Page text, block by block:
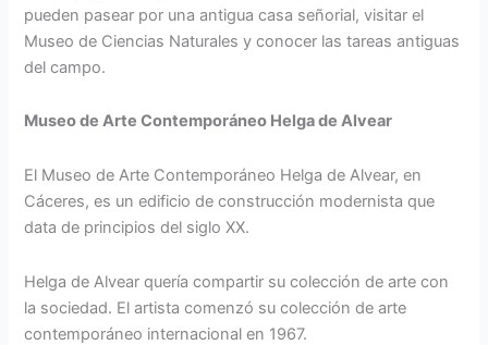
pueden pasear por una antigua casa señorial, visitar el
Museo de Ciencias Naturales y conocer las tareas antiguas
del campo.
Museo de Arte Contemporáneo Helga de Alvear
El Museo de Arte Contemporáneo Helga de Alvear, en
Cáceres, es un edificio de construcción modernista que
data de principios del siglo XX.
Helga de Alvear quería compartir su colección de arte con
la sociedad. El artista comenzó su colección de arte
contemporáneo internacional en 1967.